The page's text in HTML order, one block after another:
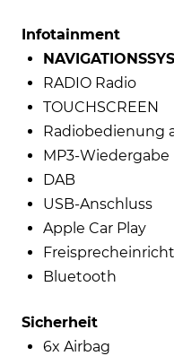
Infotainment
RADIO Radio
TOUCHSCREEN
Radiobedienung
MP3-Wiedergabe
DAB
USB-Anschluss
Apple Car Play
Bluetooth
Sicherheit
6x Airbag